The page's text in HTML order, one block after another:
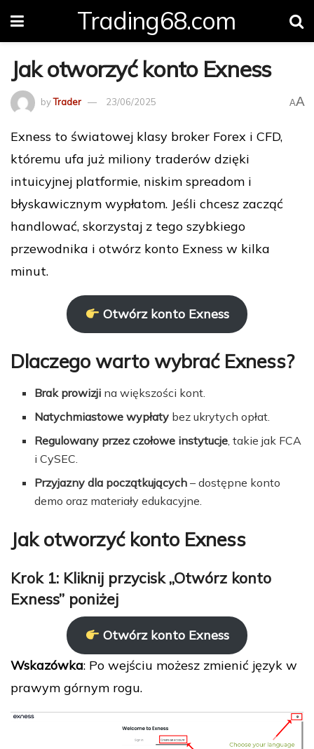
Trading68.com
Jak otworzyć konto Exness
byTrader 23/06/2025 AA
Exness to światowej klasy broker Forex i CFD,
któremu ufa już miliony traderów dzięki
intuicyjnej platformie, niskim spreadom i
błyskawicznym wypłatom. Jeśli chcesz zacząć
handlować, skorzystaj z tego szybkiego
przewodnika i otwórz konto Exness w kilka
minut.
Otwórz konto Exness
Dlaczego warto wybrać Exness?
Brak prowizji na większości kont.
Natychmiastowe wypłaty bez ukrytych opłat.
Regulowany przez czołowe instytucje, takie jak FCA
i CySEC.
Przyjazny dla początkujących – dostępne konto
demo oraz materiały edukacyjne.
Jak otworzyć konto Exness
Krok 1: Kliknij przycisk „Otwórz konto
Exness” poniżej
Otwórz konto Exness
Wskazówka: Po wejściu możesz zmienić język w
prawym górnym rogu.